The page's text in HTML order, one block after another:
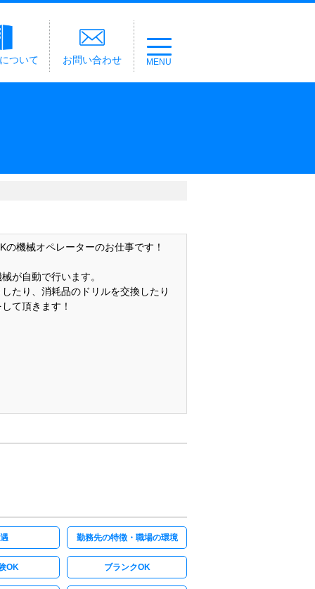
ついて お問い合わせ
の機械オペレーターのお仕事です！
が自動で行います。
たり、消耗品のドリルを交換したり
て頂きます！
勤務先の特徴・職場の環境
OK ブランクOK